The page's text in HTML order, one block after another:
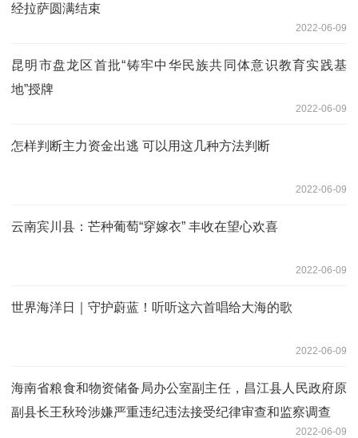
经拉萨圆满结束
2022-06-09
昆明市盘龙区首批“铸牢中华民族共同体意识教育实践基
地”授牌
2022-06-09
怎样判断主力资金出逃 可以用这几种方法判断
2022-06-09
云南宾川县：芒种葡萄“穿嫁衣” 丰收在望心欢喜
2022-06-09
世界海洋日｜守护蔚蓝！听听这六首唱给大海的歌
2022-06-09
海南省粮食和物资储备局办公室副主任，昌江县人民政府原
副县长王秋玲涉嫌严重违纪违法接受纪律审查和监察调查
2022-06-09